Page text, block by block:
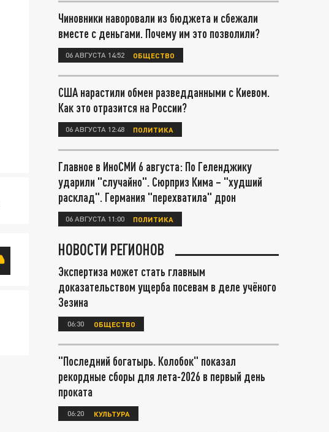
Чиновники наворовали из бюджета и сбежали
вместе с деньгами. Почему им это позволили?
06 АВГУСТА 14:52 ОБЩЕСТВО
США нарастили обмен разведданными с Киевом.
Как это отразится на России?
06 АВГУСТА 12:48 ПОЛИТИКА
Главное в ИноСМИ 6 августа: По Геленджику
ударили "случайно". Сюрприз Кима – "худший
расклад". Германия "перехватила" дрон
06 АВГУСТА 11:00 ПОЛИТИКА
НОВОСТИ РЕГИОНОВ
Экспертиза может стать главным
доказательством ущерба посевам в деле учёного
Зезина
06:30 ОБЩЕСТВО
"Последний богатырь. Колобок" показал
рекордные сборы для лета-2026 в первый день
проката
06:20 КУЛЬТУРА